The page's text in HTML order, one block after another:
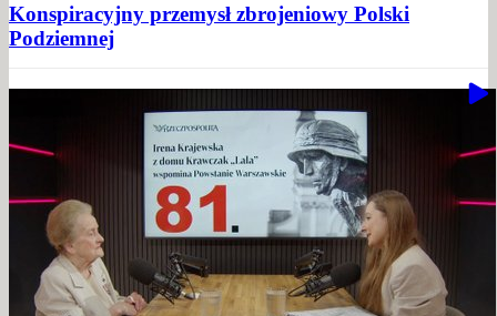
Konspiracyjny przemysł zbrojeniowy Polski
Podziemnej